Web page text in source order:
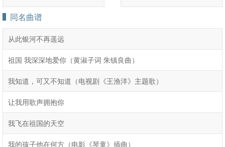
同名曲谱
从此银河不再遥远
祖国 我深深地爱你（黄淑子词 朱镇良曲）
我知道，可又不知道（电视剧《王渔洋》主题歌）
让我用歌声拥抱你
我飞在祖国的天空
我的孩子他在何方（电影《琴童》插曲）